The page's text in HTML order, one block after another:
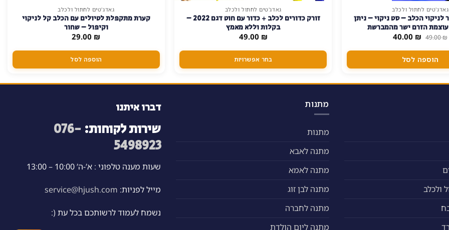
גאדג'טים לחתול ולכלב
לניקוי הכלב – סט ניקוי – ניתן
הזרם ישר מהמברשת
49.00₪ המחיר
המקורי
היה:
49.00 ₪.
40.00 ₪ המחיר
הוא:
הוספה לסל
גאדג'טים לחתול ולכלב
זורק כדורים לכלב + כדור עם חוט דגם 2022 –
בקלות וללא מאמץ
49.00 ₪
בחר אפשרויות
זה
סוגים.
ניתן
האפשרויות
בעמוד
גאדג'טים לחתול ולכלב
קערת מתקפלת לטיולים עם הכלב קל לניקוי
וקיפול – שחור
29.00 ₪
הוספה לסל
ולכלב
מתנות
מתנות
מתנה לאבא
מתנה לאמא
מתנה לבן זוג
מתנה לחברה
מתנה ליום הולדת
דברו איתנו
שירות לקוחות: 076-
5498923
שעות מענה טלפוני : א’-ה’ 10:00 – 13:00
מייל לפניות: service@hjush.com
נשמח לעמוד לרשותכם בכל עת (: